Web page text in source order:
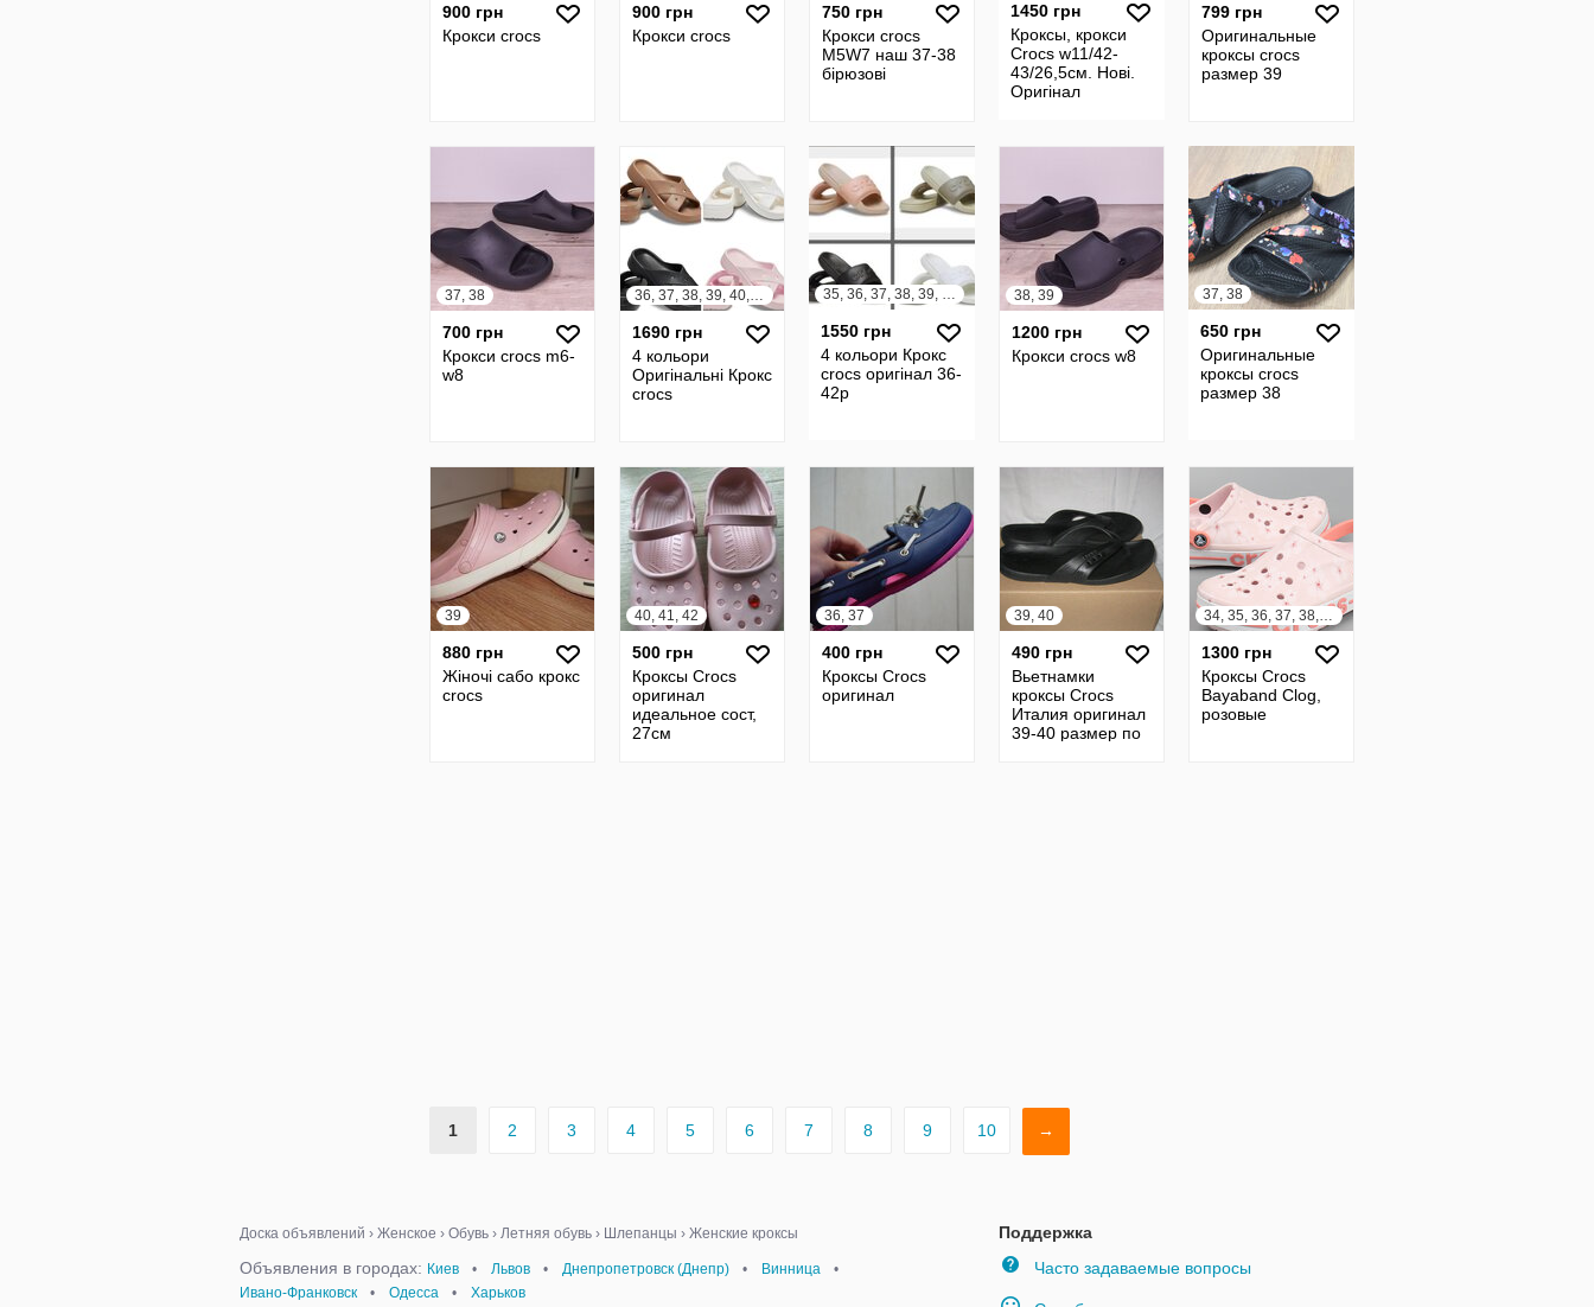
900 грн
Крокси crocs
900 грн
Крокси crocs
750 грн
Крокси crocs
M5W7 наш 37-38
бірюзові
1450 грн
Кроксы, крокси
Crocs w11/42-
43/26,5см. Нові.
Оригінал
799 грн
Оригинальные
кроксы crocs
размер 39
37, 38
700 грн
Крокси crocs m6-
w8
36, 37, 38, 39, 40, 41, 42
1690 грн
4 кольори
Оригінальні Крокс
crocs
35, 36, 37, 38, 39, 40, 41, 42
1550 грн
4 кольори Крокс
crocs оригінал 36-
42р
38, 39
1200 грн
Крокси crocs w8
37, 38
650 грн
Оригинальные
кроксы crocs
размер 38
39
880 грн
Жіночі сабо крокс
crocs
40, 41, 42
500 грн
Кроксы Crocs
оригинал
идеальное сост,
27см
36, 37
400 грн
Кроксы Crocs
оригинал
39, 40
490 грн
Вьетнамки
кроксы Crocs
Италия оригинал
39-40 размер по
34, 35, 36, 37, 38, 39, 40
1300 грн
Кроксы Crocs
Bayaband Clog,
розовые
1 2 3 4 5 6 7 8 9 10 →
Поддержка
Часто задаваемые вопросы
Доска объявлений › Женское › Обувь › Летняя обувь › Шлепанцы › Женские кроксы
Объявления в городах: Киев • Львов • Днепропетровск (Днепр) • Винница
•
Ивано-Франковск
• Одесса • Харьков